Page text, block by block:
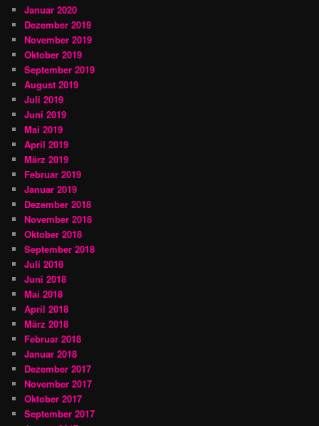
Januar 2020
Dezember 2019
November 2019
Oktober 2019
September 2019
August 2019
Juli 2019
Juni 2019
Mai 2019
April 2019
März 2019
Februar 2019
Januar 2019
Dezember 2018
November 2018
Oktober 2018
September 2018
Juli 2018
Juni 2018
Mai 2018
April 2018
März 2018
Februar 2018
Januar 2018
Dezember 2017
November 2017
Oktober 2017
September 2017